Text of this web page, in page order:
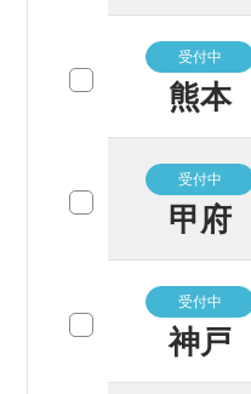
受付中
熊本
受付中
甲府
受付中
神戸